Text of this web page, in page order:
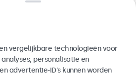
HD)
BNC, RCA
inbouw
x 41 mm
vergelijkbare technologieën voor
personalisatie en
advertentie-ID’s kunnen worden